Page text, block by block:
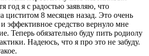
год я с радостью заявляю, что
циститом 8 месяцев назад. Это очень
эффективное средство вернуло мне
Теперь обязательно буду пить родиолу
Надеюсь, что я про это не забуду.